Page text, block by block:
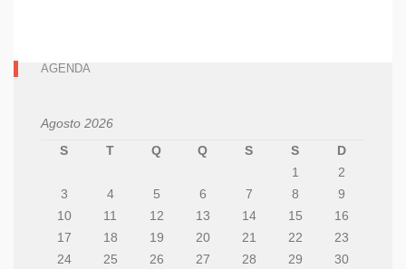
AGENDA
Agosto 2026
S
T Q Q S S
D
1
2
3
4 5 6 7 8
9
10
11 12 13 14 15
16
17
18 19 20 21 22
23
24
25 26 27 28 29
30